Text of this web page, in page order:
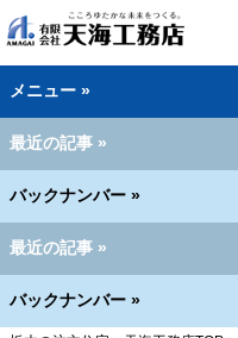
メニュー »
最近の記事 »
バックナンバー »
最近の記事 »
バックナンバー »